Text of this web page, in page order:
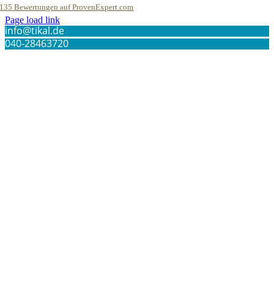
TIKAL Communication GmbH &Co.KG
135 Bewertungen auf ProvenExpert.com
Page load link
info@tikal.de
040-28463720